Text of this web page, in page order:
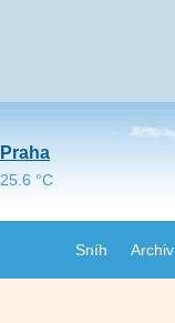
Sníh Archiv
Praha
25.6 °C